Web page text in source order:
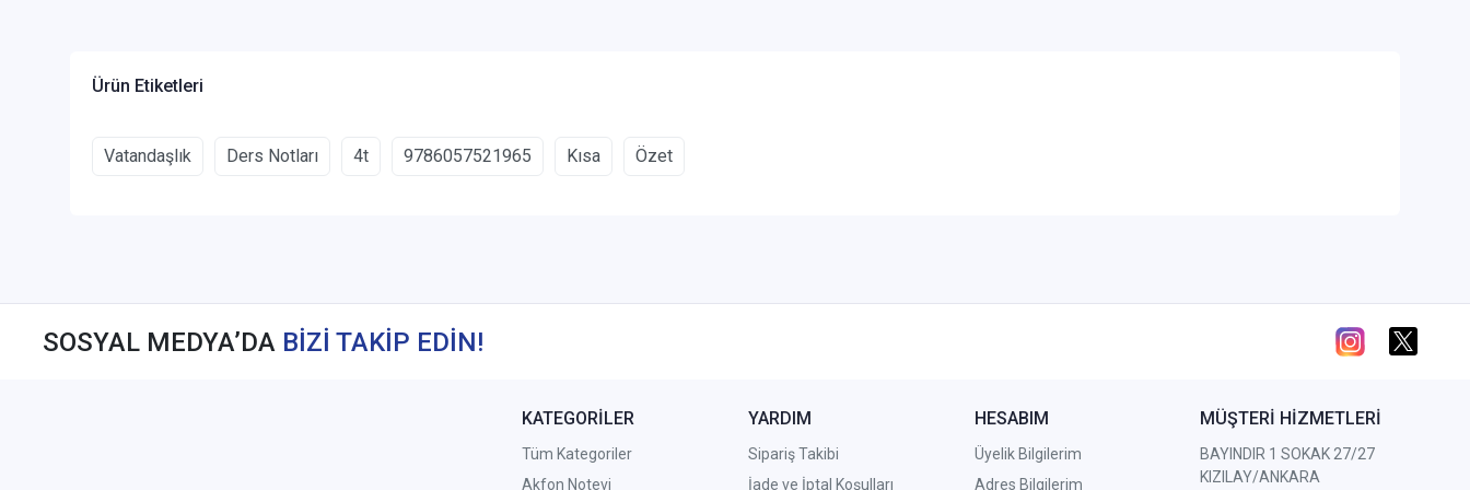
Ürün Etiketleri
Vatandaşlık Ders Notları 4t 9786057521965 Kısa Özet
SOSYAL MEDYA’DA BİZİ TAKİP EDİN!
KATEGORİLER
Tüm Kategoriler
Akfon Notevi
YARDIM
Sipariş Takibi
İade ve İptal Koşulları
HESABIM
Üyelik Bilgilerim
Adres Bilgilerim
MÜŞTERİ HİZMETLERİ
BAYINDIR 1 SOKAK 27/27
KIZILAY/ANKARA